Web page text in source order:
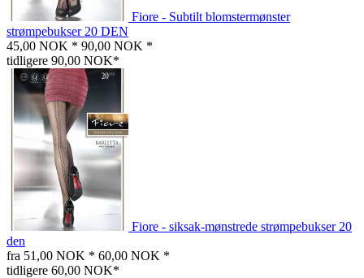
Fiore - Subtilt blomstermønster
strømpebukser 20 DEN
45,00 NOK * 90,00 NOK *
tidligere 90,00 NOK*
Fiore - siksak-mønstrede strømpebukser 20
den
fra 51,00 NOK * 60,00 NOK *
tidligere 60,00 NOK*